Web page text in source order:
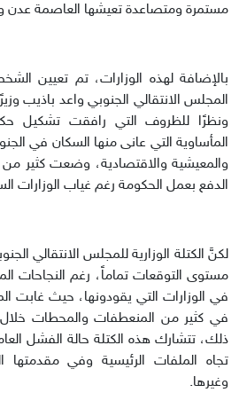
مستمرة ومتصاعدة تعيشها العاصمة عدن
بالإضافة لهذه الوزارات، تم تعيين
المجلس الانتقالي الجنوبي واعد باذيب
ونظرًا للظروف التي رافقت تشكيل
المأساوية التي عانى منها السكان في
والمعيشية والاقتصادية، وضعت كثير
الدفع بعمل الحكومة رغم غياب الوزارات
لكنَّ الكتلة الوزارية للمجلس الانتقالي
مستوى التوقعات تماماً، رغم النجاحات
في الوزارات التي يقودونها، حيث غابت
في كثير من المنعطفات والمحطات خلال
ذلك، تتشارك هذه الكتلة حالة الفشل
تجاه الملفات الرئيسية وفي مقدمتها
وغيرها.